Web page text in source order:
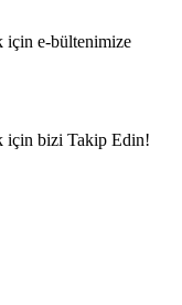
için e-bültenimize
için bizi Takip Edin!